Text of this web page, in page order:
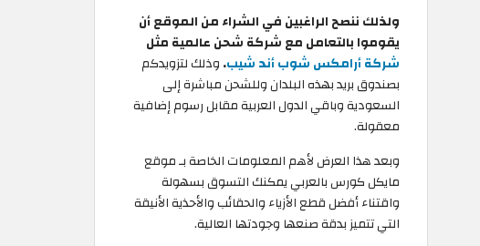
ولذلك ننصح الراغبين في الشراء من الموقع أن
يقوموا بالتعامل مع شركة شحن عالمية مثل
شركة أرامكس شوب أند شيب. وذلك لتزويدكم
بصندوق بريد بهذه البلدان وللشحن مباشرة إلى
السعودية وباقي الدول العربية مقابل رسوم إضافية
معقولة.
وبعد هذا العرض لأهم المعلومات الخاصة بـ موقع
مايكل كورس بالعربي يمكنك التسوق بسهولة
واقتناء أفضل قطع الأزياء والحقائب والأحذية الأنيقة
التي تتميز بدقة صنعها وجودتها العالية.